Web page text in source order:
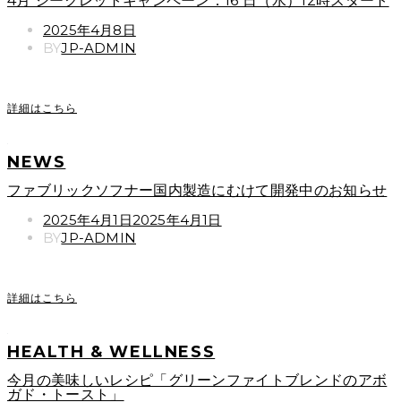
POSTED
ON
2025年4月8日
BYJP-ADMIN
詳細はこちら
NEWS
ファブリックソフナー国内製造にむけて開発中のお知らせ
POSTED
ON
2025年4月1日2025年4月1日
BYJP-ADMIN
詳細はこちら
HEALTH & WELLNESS
今月の美味しいレシピ「グリーンファイトブレンドのアボ
ガド・トースト」